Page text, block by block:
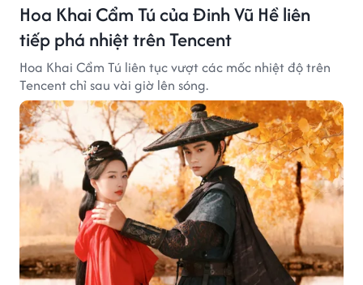
Hoa Khai Cẩm Tú của Đinh Vũ Hề liên
tiếp phá nhiệt trên Tencent
Hoa Khai Cẩm Tú liên tục vượt các mốc nhiệt độ trên
Tencent chỉ sau vài giờ lên sóng.